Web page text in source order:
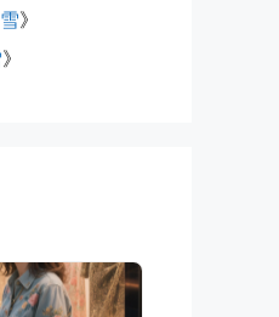
》
》
月亮很圆，...
交汇